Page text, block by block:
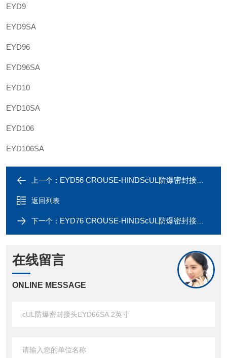
EYD9
EYD9SA
EYD96
EYD96SA
EYD10
EYD10SA
EYD106
EYD106SA
上一个： EYD56 CROUSE-HINDScUL防爆密封接头EYD56SA 1-1/2英寸
返回列表
下一个： EYD76 CROUSE-HINDScUL防爆密封接头EYD76SA 2-1/2英寸
在线留言
ONLINE MESSAGE